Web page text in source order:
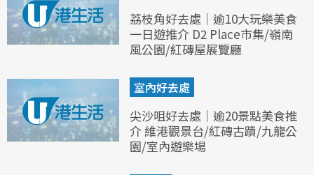
荔枝角好去處｜逾10大玩樂美食
一日遊推介 D2 Place市集/嶺南
風公園/紅磚屋展覽廳
室內好去處
尖沙咀好去處｜逾20景點美食推
介 維港觀景台/紅磚古蹟/九龍公
園/室內遊樂場